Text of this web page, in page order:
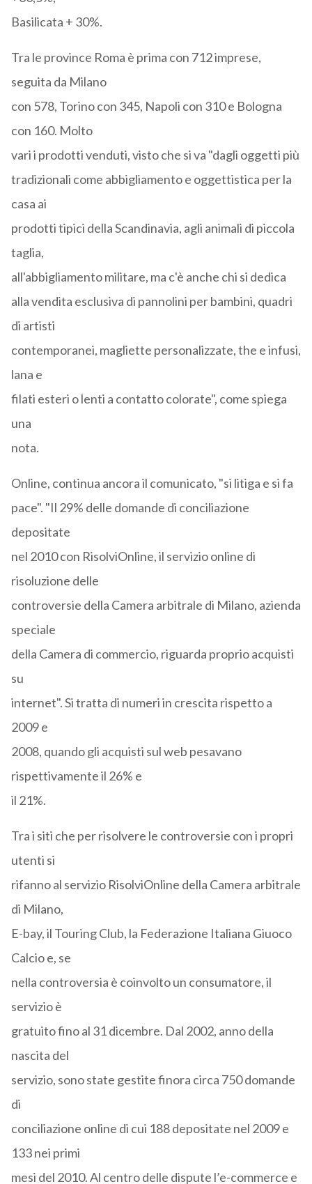
Basilicata + 30%.
Tra le province Roma è prima con 712 imprese,
seguita da Milano
con 578, Torino con 345, Napoli con 310 e Bologna
con 160. Molto
vari i prodotti venduti, visto che si va "dagli oggetti più
tradizionali come abbigliamento e oggettistica per la
casa ai
prodotti tipici della Scandinavia, agli animali di piccola
taglia,
all'abbigliamento militare, ma c'è anche chi si dedica
alla vendita esclusiva di pannolini per bambini, quadri
di artisti
contemporanei, magliette personalizzate, the e infusi,
lana e
filati esteri o lenti a contatto colorate", come spiega
una
nota.
Online, continua ancora il comunicato, "si litiga e si fa
pace". "Il 29% delle domande di conciliazione
depositate
nel 2010 con RisolviOnline, il servizio online di
risoluzione delle
controversie della Camera arbitrale di Milano, azienda
speciale
della Camera di commercio, riguarda proprio acquisti
su
internet". Si tratta di numeri in crescita rispetto a
2009 e
2008, quando gli acquisti sul web pesavano
rispettivamente il 26% e
il 21%.
Tra i siti che per risolvere le controversie con i propri
utenti si
rifanno al servizio RisolviOnline della Camera arbitrale
di Milano,
E-bay, il Touring Club, la Federazione Italiana Giuoco
Calcio e, se
nella controversia è coinvolto un consumatore, il
servizio è
gratuito fino al 31 dicembre. Dal 2002, anno della
nascita del
servizio, sono state gestite finora circa 750 domande
di
conciliazione online di cui 188 depositate nel 2009 e
133 nei primi
mesi del 2010. Al centro delle dispute l’e-commerce e